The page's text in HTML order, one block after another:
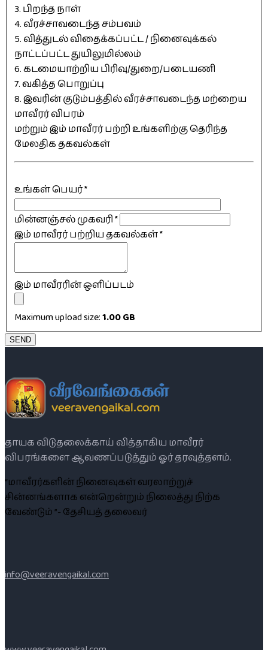
3. பிறந்த நாள்
4. வீரச்சாவடைந்த சம்பவம்
5. வித்துடல் விதைக்கப்பட்ட / நினைவுக்கல்
நாட்டப்பட்ட துயிலுமில்லம்
6. கடமையாற்றிய பிரிவு/துறை/படையணி
7. வகித்த பொறுப்பு
8. இவரின் குடும்பத்தில் வீரச்சாவடைந்த மற்றைய
மாவீரர் விபரம்
மற்றும் இம் மாவீரர் பற்றி உங்களிற்கு தெரிந்த
மேலதிக தகவல்கள்
உங்கள் பெயர்*
மின்னஞ்சல் முகவரி*
இம் மாவீரர் பற்றிய தகவல்கள்*
இம் மாவீரரின் ஒளிப்படம்
Maximum upload size:1.00 GB
SEND
தாயக விடுதலைக்காய் வித்தாகிய மாவீரர்
விபரங்களை ஆவணப்படுத்தும் ஓர் தரவுத்தளம்.
“மாவீரர்களின் நினைவுகள் வரலாற்றுச்
சின்னங்களாக என்றென்றும் நிலைத்து நிற்க
வேண்டும் ”- தேசியத் தலைவர்
info@veeravengaikal.com